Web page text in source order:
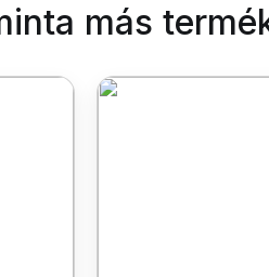
más